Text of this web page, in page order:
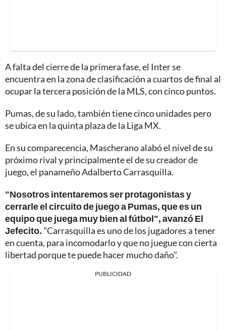
A falta del cierre de la primera fase, el Inter se
encuentra en la zona de clasificación a cuartos de final al
ocupar la tercera posición de la MLS, con cinco puntos.
Pumas, de su lado, también tiene cinco unidades pero
se ubica en la quinta plaza de la Liga MX.
En su comparecencia, Mascherano alabó el nivel de su
próximo rival y principalmente el de su creador de
juego, el panameño Adalberto Carrasquilla.
"Nosotros intentaremos ser protagonistas y
cerrarle el circuito de juego a Pumas, que es un
equipo que juega muy bien al fútbol", avanzó El
Jefecito. "Carrasquilla es uno de los jugadores a tener
en cuenta, para incomodarlo y que no juegue con cierta
libertad porque te puede hacer mucho daño".
PUBLICIDAD